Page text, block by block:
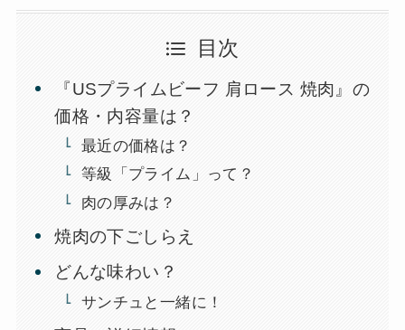
目次
『USプライムビーフ 肩ロース 焼肉』の
価格・内容量は？
最近の価格は？
等級「プライム」って？
肉の厚みは？
焼肉の下ごしらえ
どんな味わい？
サンチュと一緒に！